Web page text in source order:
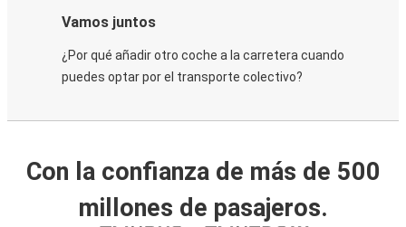
Vamos juntos
¿Por qué añadir otro coche a la carretera cuando
puedes optar por el transporte colectivo?
Con la confianza de más de 500
millones de pasajeros.